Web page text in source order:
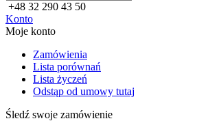
+48 32 290 43 50
Konto
Moje konto
Zamówienia
Lista porównań
Lista życzeń
Odstąp od umowy tutaj
Śledź swoje zamówienie